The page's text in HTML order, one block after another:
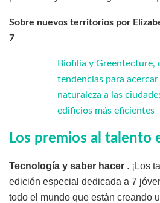
Sobre nuevos territorios por
7
Biofilia y Greentecture,
tendencias para acercar
naturaleza a las
edificios más eficientes
Los premios al talento
Tecnología y saber hacer . ¡Los
edición especial dedicada a 7
todo el mundo que están creando